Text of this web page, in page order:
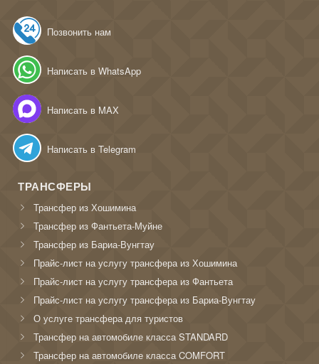
Позвонить нам
Написать в WhatsApp
Написать в MAX
Написать в Telegram
ТРАНСФЕРЫ
Трансфер из Хошимина
Трансфер из Фантьета-Муйне
Трансфер из Бариа-Вунгтау
Прайс-лист на услугу трансфера из Хошимина
Прайс-лист на услугу трансфера из Фантьета
Прайс-лист на услугу трансфера из Бариа-Вунгтау
О услуге трансфера для туристов
Трансфер на автомобиле класса STANDARD
Трансфер на автомобиле класса COMFORT